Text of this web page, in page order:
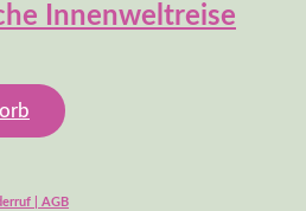
Innenweltreise
| AGB